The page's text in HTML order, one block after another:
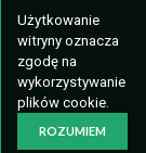
Użytkowanie
witryny oznacza
zgodę na
wykorzystywanie
plików cookie.
ROZUMIEM